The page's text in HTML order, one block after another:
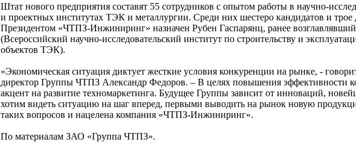
Штат нового предприятия составят 55 сотрудников с опытом работы в научно-
и проектных институтах ТЭК и металлургии. Среди них шестеро кандидатов и трое
Президентом «ЧТПЗ-Инжиниринг» назначен Рубен Гаспарянц, ранее
(Всероссийский научно-исследовательский институт по строительству и
объектов ТЭК).
«Экономическая ситуация диктует жесткие условия конкуренции на рынке, -
директор Группы ЧТПЗ Александр Федоров. – В целях повышения эффективности
акцент на развитие техномаркетинга. Будущее Группы зависит от инноваций,
хотим видеть ситуацию на шаг вперед, первыми выводить на рынок новую
таких вопросов и нацелена компания «ЧТПЗ-Инжиниринг».
По материалам ЗАО «Группа ЧТПЗ».